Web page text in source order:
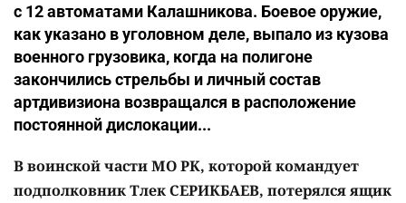
с 12 автоматами Калашникова. Боевое оружие,
как указано в уголовном деле, выпало из кузова
военного грузовика, когда на полигоне
закончились стрельбы и личный состав
артдивизиона возвращался в расположение
постоянной дислокации...
В воинской части МО РК, которой командует
подполковник Тлек СЕРИКБАЕВ, потерялся ящик